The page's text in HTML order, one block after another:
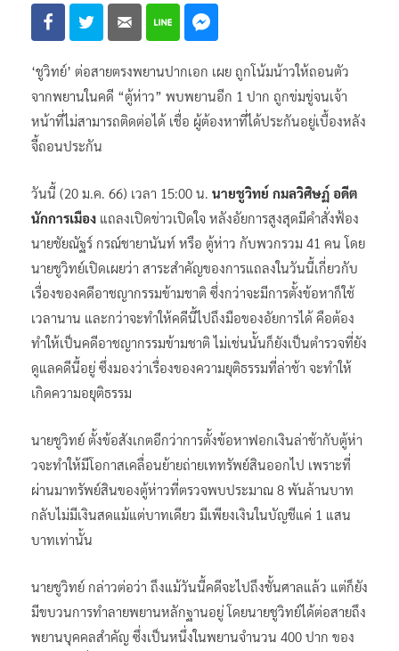
‘ชูวิทย์’ ต่อสายตรงพยานปากเอก เผย ถูกโน้มน้าวให้ถอนตัว
จากพยานในคดี “ตู้ห่าว” พบพยานอีก 1 ปาก ถูกข่มขู่จนเจ้า
หน้าที่ไม่สามารถติดต่อได้ เชื่อ ผู้ต้องหาที่ได้ประกันอยู่เบื้องหลัง
จี้ถอนประกัน
วันนี้ (20 ม.ค. 66) เวลา 15:00 น. นายชูวิทย์ กมลวิศิษฏ์ อดีต
นักการเมือง แถลงเปิดข่าวเปิดใจ หลังอัยการสูงสุดมีคำสั่งฟ้อง
นายชัยณัฐร์ กรณ์ชายานันท์ หรือ ตู้ห่าว กับพวกรวม 41 คน โดย
นายชูวิทย์เปิดเผยว่า สาระสำคัญของการแถลงในวันนี้เกี่ยวกับ
เรื่องของคดีอาชญากรรมข้ามชาติ ซึ่งกว่าจะมีการตั้งข้อหาก็ใช้
เวลานาน และกว่าจะทำให้คดีนี้ไปถึงมือของอัยการได้ คือต้อง
ทำให้เป็นคดีอาชญากรรมข้ามชาติ ไม่เช่นนั้นก็ยังเป็นตำรวจที่ยัง
ดูแลคดีนี้อยู่ ซึ่งมองว่าเรื่องของความยุติธรรมที่ล่าช้า จะทำให้
เกิดความอยุติธรรม
นายชูวิทย์ ตั้งข้อสังเกตอีกว่าการตั้งข้อหาฟอกเงินล่าช้ากับตู้ห่า
วจะทำให้มีโอกาสเคลื่อนย้ายถ่ายเททรัพย์สินออกไป เพราะที่
ผ่านมาทรัพย์สินของตู้ห่าวที่ตรวจพบประมาณ 8 พันล้านบาท
กลับไม่มีเงินสดแม้แต่บาทเดียว มีเพียงเงินในบัญชีแค่ 1 แสน
บาทเท่านั้น
นายชูวิทย์ กล่าวต่อว่า ถึงแม้วันนี้คดีจะไปถึงชั้นศาลแล้ว แต่ก็ยัง
มีขบวนการทำลายพยานหลักฐานอยู่ โดยนายชูวิทย์ได้ต่อสายถึง
พยานบุคคลสำคัญ ซึ่งเป็นหนึ่งในพยานจำนวน 400 ปาก ของ